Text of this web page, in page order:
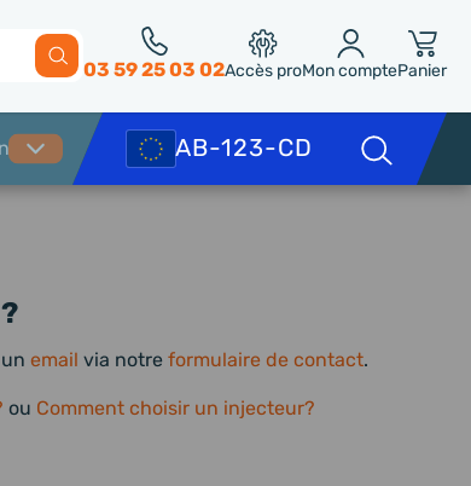
03 59 25 03 02Accès proMon comptePanier
email via notre formulaire de contact.
ou Comment choisir un injecteur?